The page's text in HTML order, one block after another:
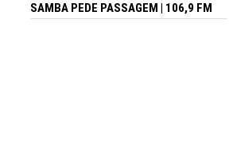
SAMBA PEDE PASSAGEM | 106,9 FM